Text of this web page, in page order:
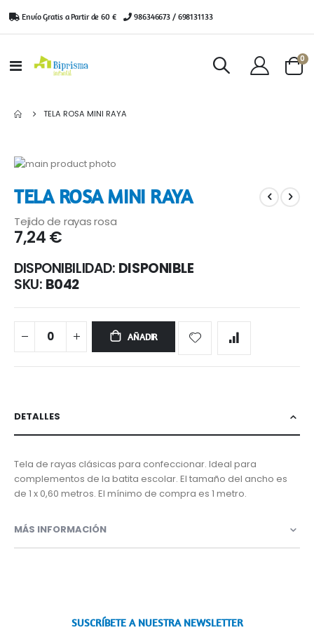
Envío Gratis a Partir de 60 € | 986346673 / 698131133
Toggle
Cart
0
TELA ROSA MINI RAYA
Saltar
final
de
la
galería
imágenes
al
comienzo
de
la
de
imágenes
TELA ROSA MINI RAYA
Tejido de rayas rosa
7,24 €
DISPONIBILIDAD: DISPONIBLE
SKU B042
AÑADIR
DETALLES
Tela de rayas clásicas para confeccionar. Ideal para
complementos de la batita escolar. El tamaño del ancho es
de 1 x 0,60 metros. El mínimo de compra es 1 metro.
MÁS INFORMACIÓN
SUSCRÍBETE A NUESTRA NEWSLETTER